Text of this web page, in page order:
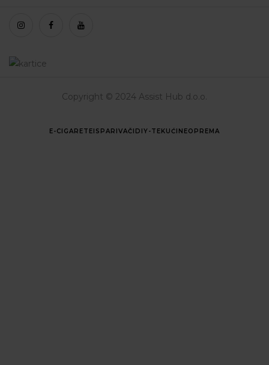
Copyright © 2024 Assist Hub d.o.o.
E-CIGARETEISPARIVAČI DIY-TEKUĆINEOPREMA